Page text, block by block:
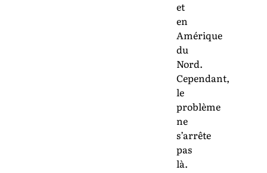
et
en
Amérique
du
Nord.
Cependant,
le
problème
ne
s’arrête
pas
là.